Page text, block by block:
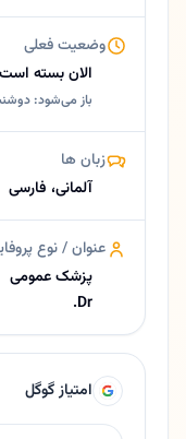
وضعیت فعلی
الان بسته است
باز می‌شود: دوشنبه
زبان ها
آلمانی، فارسی
عنوان / نوع
پزشک عمومی
Dr.
امتیاز گوگل